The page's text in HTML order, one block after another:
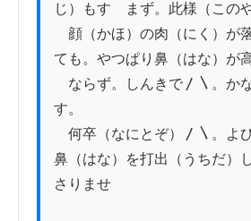
じ）もすゝまず。此様（この
顔（かほ）の肉（にく）が
ても。やつぱり鼻（はな）が
ならず。しんきで〳〵。か
す。
何卒（なにとぞ）〳〵。よ
鼻（はな）を打出（うちだ）
さりませ